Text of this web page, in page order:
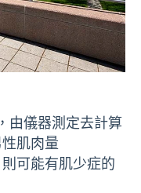
由儀器測定去計算
性肌肉量
可能有肌少症的